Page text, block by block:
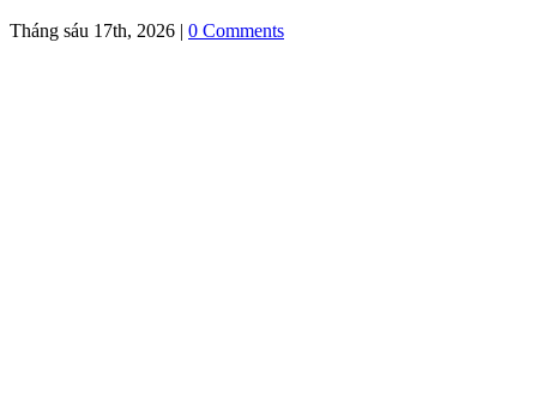
Tháng sáu 17th, 2026 | 0 Comments